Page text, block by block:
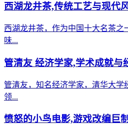
西湖龙井茶,传统工艺与现代
西湖龙井茶，作为中国十大名茶之
味...
管清友 经济学家,学术成就与
管清友，知名经济学家，清华大学
领...
愤怒的小鸟电影,游戏改编巨